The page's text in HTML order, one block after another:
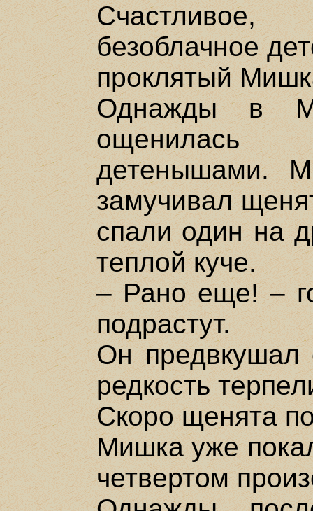
безоблачное
проклятый
Однажды в
ощенилась
детенышами.
замучивал
спали один на
теплой куче.
– Рано еще! –
подрастут.
Он предвкушал
редкость
Скоро щенята
Мишка уже
четвертом